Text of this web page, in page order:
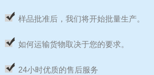
样品批准后，我们​​将开始批量生产。
如何运输货物取决于您的要求。
24小时优质的售后服务